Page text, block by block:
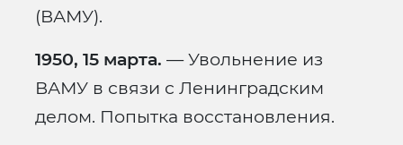
(ВАМУ).
1950, 15 марта. — Увольнение из
ВАМУ в связи с Ленинградским
делом. Попытка восстановления.